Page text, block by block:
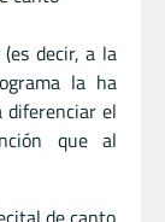
(es decir, a la
la ha
diferenciar el
que al